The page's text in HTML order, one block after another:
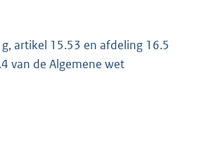
artikel 15.53 en afdeling 16.5
van de Algemene wet